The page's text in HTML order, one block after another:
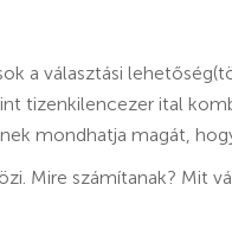
a választási
tizenkilencezer ital
mondhatja magát,
Mire számítanak? Mit